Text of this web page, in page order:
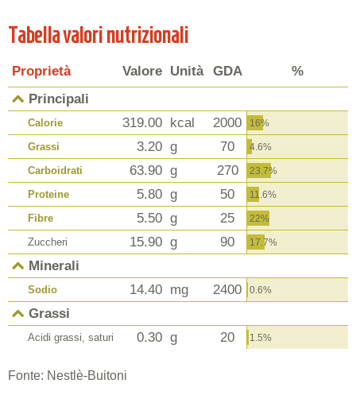
Tabella valori nutrizionali
Proprietà Valore Unità GDA
%
Principali
Calorie 319.00 kcal 2000 16%
Grassi 3.20 g 70 4.6%
Carboidrati 63.90 g 270 23.7%
Proteine 5.80 g 50 11.6%
Fibre 5.50 g 25 22%
Zuccheri 15.90 g 90 17.7%
Minerali
Sodio 14.40 mg 2400 0.6%
Grassi
Acidi grassi, saturi 0.30 g 20 1.5%
Fonte: Nestlè-Buitoni